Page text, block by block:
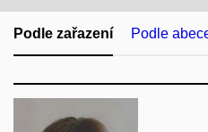
výraz
Podle zařazení Podle